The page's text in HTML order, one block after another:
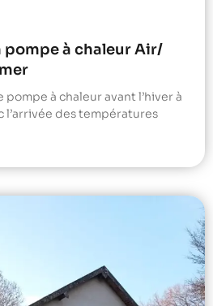
pompe à chaleur Air/
à chaleur avant l’hiver à
l’arrivée des températures